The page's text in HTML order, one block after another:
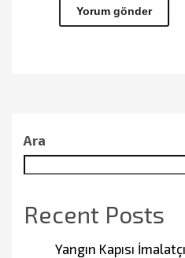
Ara
Recent Posts
Yangın Kapısı